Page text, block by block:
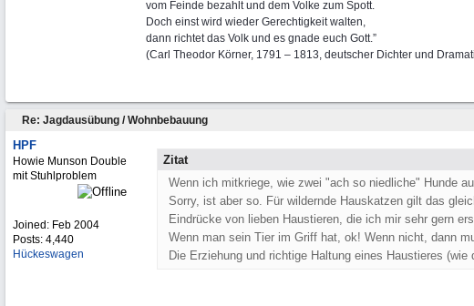
vom Feinde bezahlt und dem Volke zum Spott.
Doch einst wird wieder Gerechtigkeit walten,
dann richtet das Volk und es gnade euch Gott.”
(Carl Theodor Körner, 1791 – 1813, deutscher Dichter und
Re: Jagdausübung / Wohnbebauung
HPF
Howie Munson Double
mit Stuhlproblem
Joined: Feb 2004
Posts: 4,440
Hückeswagen
Zitat
Wenn ich mitkriege, wie zwei "ach so niedliche" Hunde
Sorry, ist aber so. Für wildernde Hauskatzen gilt das
Eindrücke von lieben Haustieren, die ich mir sehr gern
Wenn man sein Tier im Griff hat, ok! Wenn nicht, dann
Die Erziehung und richtige Haltung eines Haustieres